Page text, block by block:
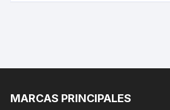
MARCAS PRINCIPALES